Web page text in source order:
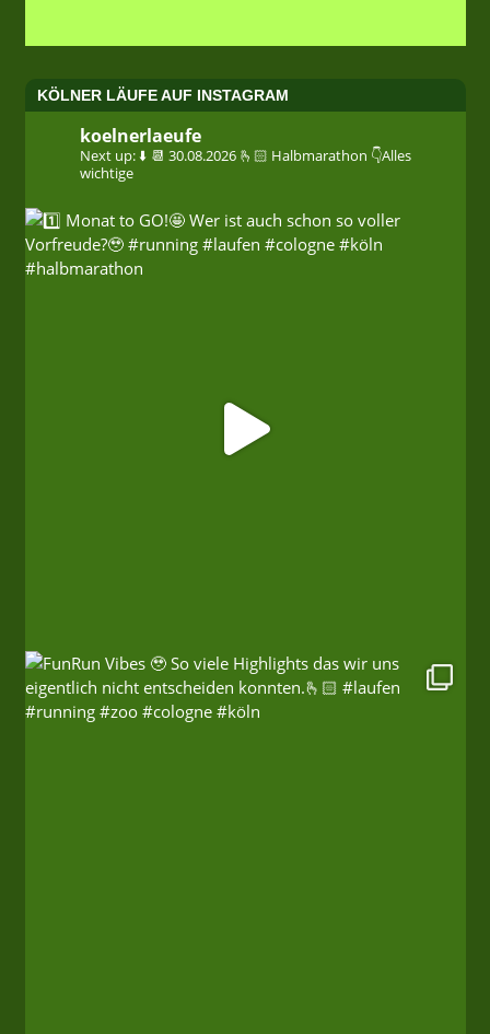
KÖLNER LÄUFE AUF INSTAGRAM
koelnerlaeufe
Next up: ⬇️ 📆 30.08.2026 🫰🏻 Halbmarathon 👇Alles
wichtige